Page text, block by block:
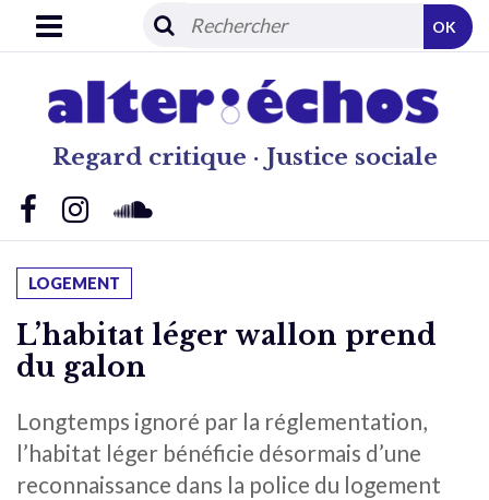
Regard critique · Justice sociale
OK
LOGEMENT
L’habitat léger wallon prend
du galon
Longtemps ignoré par la réglementation,
l’habitat léger bénéficie désormais d’une
reconnaissance dans la police du logement